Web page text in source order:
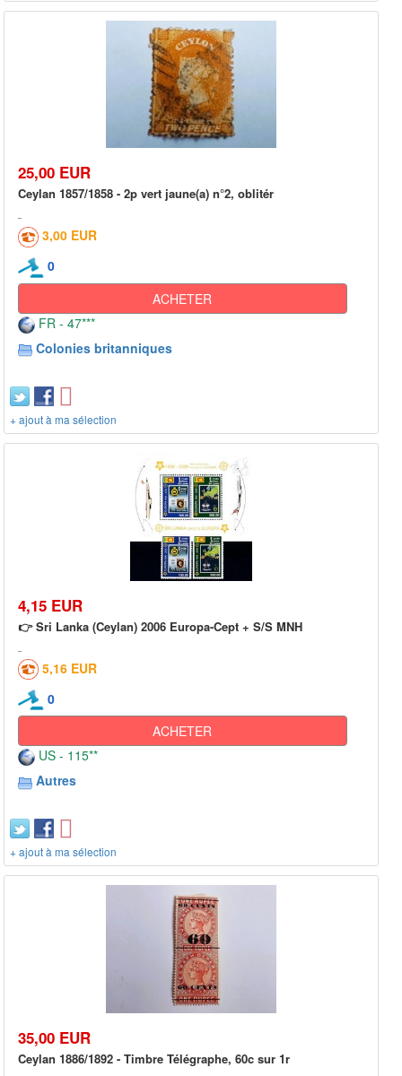
25,00 EUR
Ceylan 1857/1858 - 2p vert jaune(a) n°2, oblitér
3,00 EUR
0
ACHETER
FR - 47***
Colonies britanniques
+ ajout à ma sélection
4,15 EUR
👉 Sri Lanka (Ceylan) 2006 Europa-Cept + S/S MNH
5,16 EUR
0
ACHETER
US - 115**
Autres
+ ajout à ma sélection
35,00 EUR
Ceylan 1886/1892 - Timbre Télégraphe, 60c sur 1r